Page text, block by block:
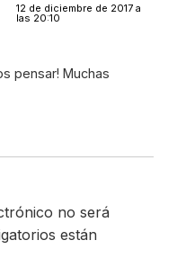
12 de diciembre de 2017 a
las 20:10
pensar! Muchas
no será
están